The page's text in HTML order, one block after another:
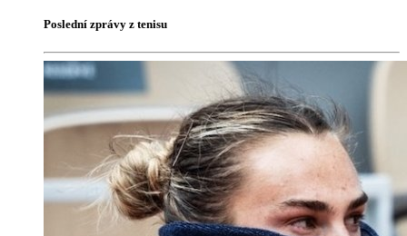
Poslední zprávy z tenisu